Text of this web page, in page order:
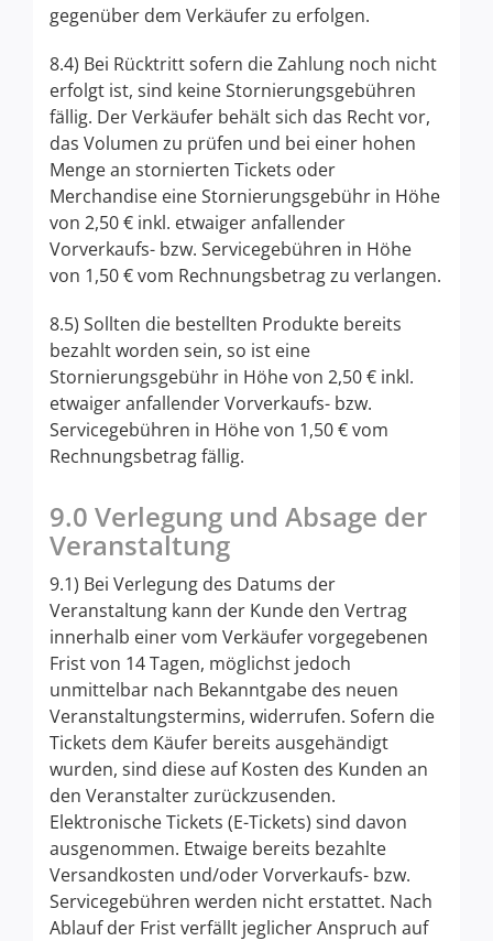
gegenüber dem Verkäufer zu erfolgen.
8.4) Bei Rücktritt sofern die Zahlung noch nicht
erfolgt ist, sind keine Stornierungsgebühren
fällig. Der Verkäufer behält sich das Recht vor,
das Volumen zu prüfen und bei einer hohen
Menge an stornierten Tickets oder
Merchandise eine Stornierungsgebühr in Höhe
von 2,50 € inkl. etwaiger anfallender
Vorverkaufs- bzw. Servicegebühren in Höhe
von 1,50 € vom Rechnungsbetrag zu verlangen.
8.5) Sollten die bestellten Produkte bereits
bezahlt worden sein, so ist eine
Stornierungsgebühr in Höhe von 2,50 € inkl.
etwaiger anfallender Vorverkaufs- bzw.
Servicegebühren in Höhe von 1,50 € vom
Rechnungsbetrag fällig.
9.0 Verlegung und Absage der
Veranstaltung
9.1) Bei Verlegung des Datums der
Veranstaltung kann der Kunde den Vertrag
innerhalb einer vom Verkäufer vorgegebenen
Frist von 14 Tagen, möglichst jedoch
unmittelbar nach Bekanntgabe des neuen
Veranstaltungstermins, widerrufen. Sofern die
Tickets dem Käufer bereits ausgehändigt
wurden, sind diese auf Kosten des Kunden an
den Veranstalter zurückzusenden.
Elektronische Tickets (E-Tickets) sind davon
ausgenommen. Etwaige bereits bezahlte
Versandkosten und/oder Vorverkaufs- bzw.
Servicegebühren werden nicht erstattet. Nach
Ablauf der Frist verfällt jeglicher Anspruch auf